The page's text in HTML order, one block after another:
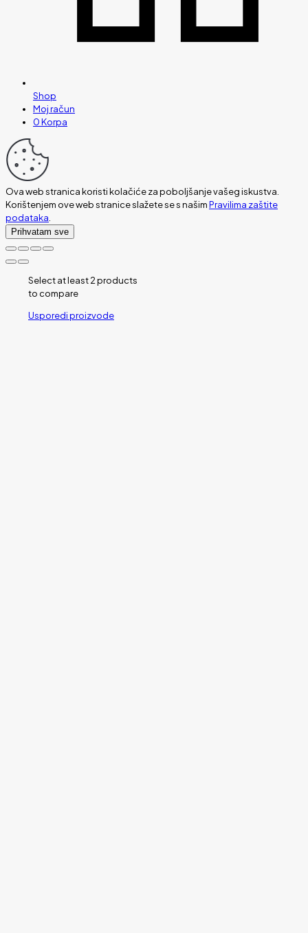
Shop
Moj račun
0Korpa
Ova web stranica koristi kolačiće za poboljšanje vašeg iskustva.
Korištenjem ove web stranice slažete se s našimPravilima zaštite
podataka.
Prihvatam sve
Select at least 2 products
to compare
Usporedi proizvode